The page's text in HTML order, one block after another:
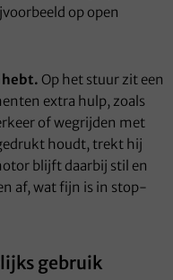
op open
hebt. Op het stuur zit een
extra hulp, zoals
of wegrijden met
houdt, trekt hij
blijft daarbij stil en
af, wat fijn is in stop-
gebruik